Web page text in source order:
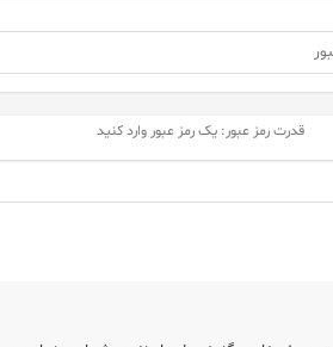
قدرت رمز عبور: یک رمز عبور وارد کنید